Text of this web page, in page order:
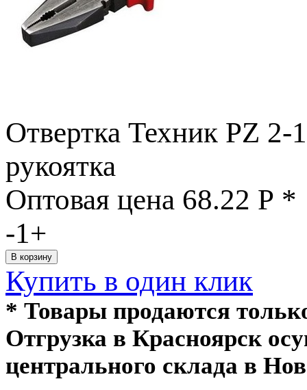
Отвертка Техник РZ 2-
рукоятка
Оптовая цена 68.22 Р *
-1+
Купить в один клик
* Товары продаются
Отгрузка в Красноярск
центрального склада в